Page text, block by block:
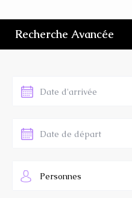
Recherche Avancée
Personnes